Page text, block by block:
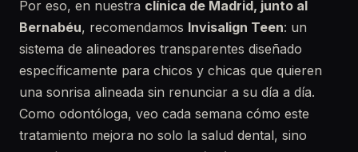
Por eso, en nuestra clínica de Madrid, junto al
Bernabéu, recomendamos Invisalign Teen: un
sistema de alineadores transparentes diseñado
específicamente para chicos y chicas que quieren
una sonrisa alineada sin renunciar a su día a día.
Como odontóloga, veo cada semana cómo este
tratamiento mejora no solo la salud dental, sino